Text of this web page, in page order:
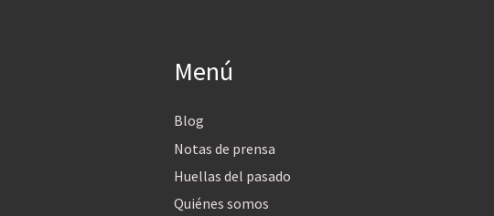
Menú
Blog
Notas de prensa
Huellas del pasado
Quiénes somos